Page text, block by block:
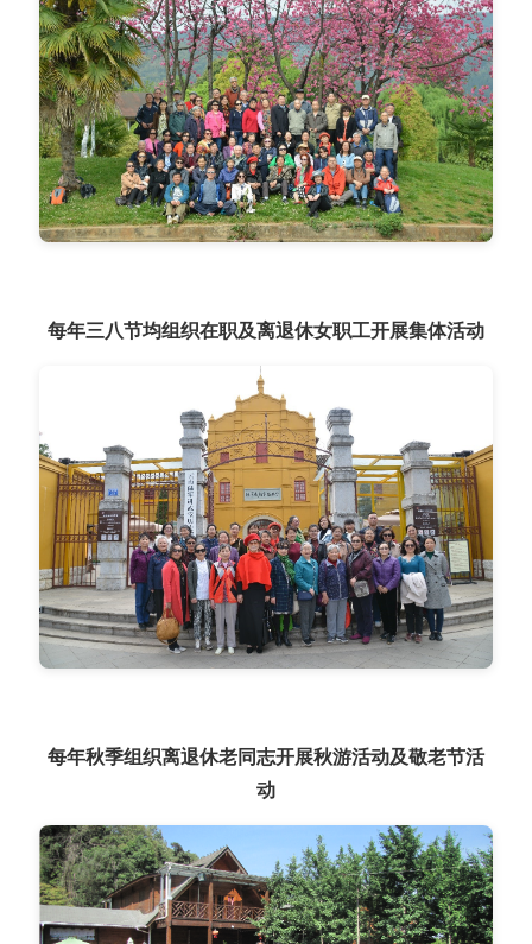
每年三八节均组织在职及离退休女职工开展集体活动
每年秋季组织离退休老同志开展秋游活动及敬老节活
动